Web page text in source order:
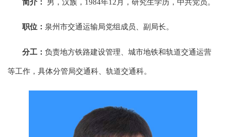
职位： 泉州市交通运输局党组成员、副局长。
分工： 负责地方铁路建设管理、城市地铁和轨道交通运营
等工作，具体分管局交通科、轨道交通科。